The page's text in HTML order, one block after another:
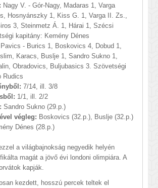
Nagy V. - Gór-Nagy, Madaras 1, Varga
Hosnyánszky 1, Kiss G. 1, Varga II. Zs.,
3, Steinmetz Á. 1, Hárai 1, Szécsi
kapitány: Kemény Dénes
Pavics - Burics 1, Boskovics 4, Dobud 1,
Karacs, Buslje 1, Sandro Sukno 1,
Obradovics, Buljubasics 3. Szövetségi
Rudics
7/14, ill. 3/8
1/1, ill. 2/2
Sandro Sukno (29.p.)
végleg: Boskovics (32.p.), Buslje (32.p.)
Dénes (28.p.)
a világbajnokság negyedik helyén
magát a jövő évi londoni olimpiára. A
kapják.
kezdett, hosszú percek teltek el